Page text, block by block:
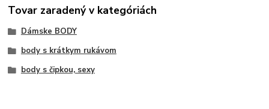
Tovar zaradený v kategóriách
Dámske BODY
body s krátkym rukávom
body s čipkou, sexy